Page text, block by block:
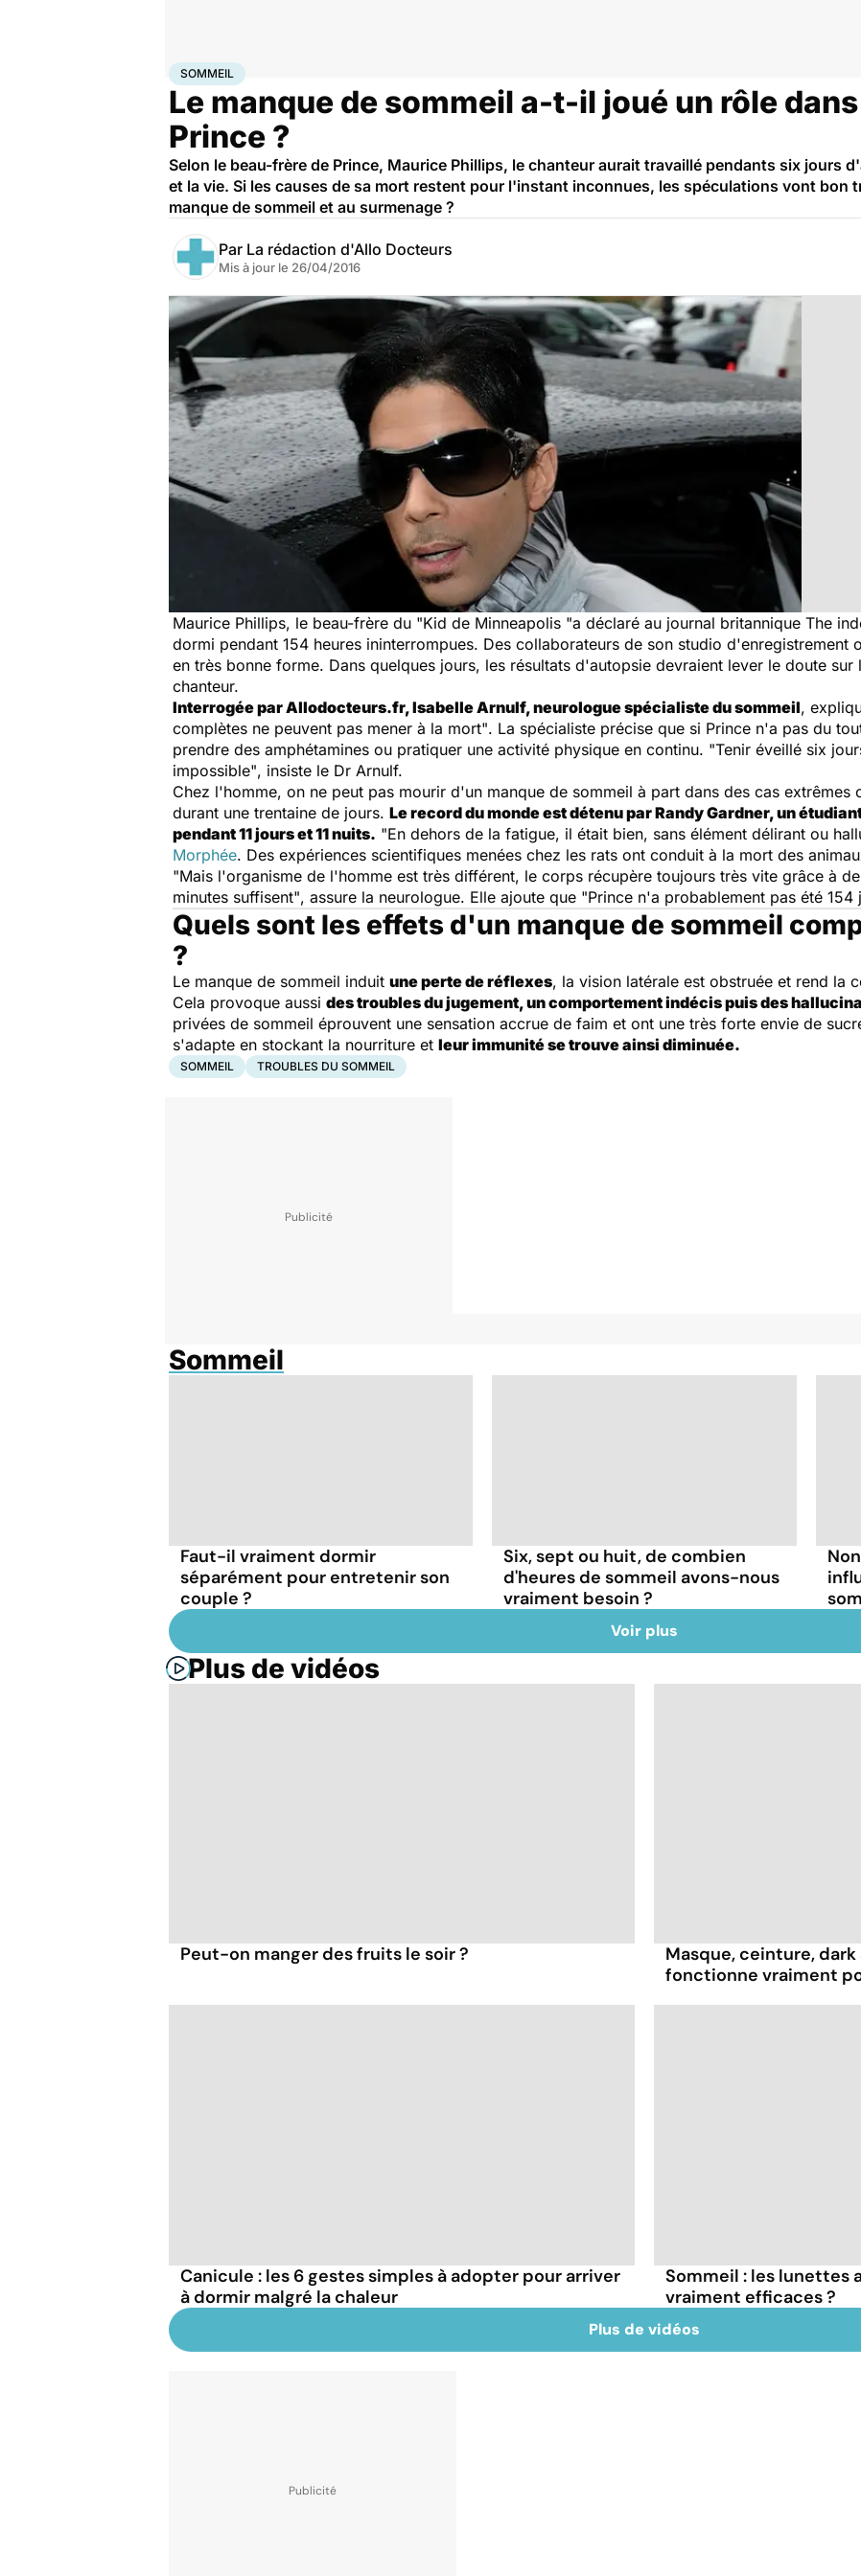
AccueilSanté Sommeil
SOMMEIL
Le manque de sommeil a-t-il joué un rôle
Prince ?
Selon le beau-frère de Prince, Maurice Phillips, le chanteur aurait travaillé pendants six jours
et la vie. Si les causes de sa mort restent pour l'instant inconnues, les spéculations vont bon
manque de sommeil et au surmenage ?
Par La rédaction d'Allo Docteurs
Mis à jour le 26/04/2016
Maurice Phillips, le beau-frère du "Kid de Minneapolis "a déclaré au journal britannique The
dormi pendant 154 heures ininterrompues. Des collaborateurs de son studio d'enregistrement
en très bonne forme. Dans quelques jours, les résultats d'autopsie devraient lever le doute
chanteur.
Interrogée par Allodocteurs.fr, Isabelle Arnulf, neurologue spécialiste du sommeil,
complètes ne peuvent pas mener à la mort". La spécialiste précise que si Prince n'a pas du
prendre des amphétamines ou pratiquer une activité physique en continu. "Tenir éveillé six
impossible", insiste le Dr Arnulf.
Chez l'homme, on ne peut pas mourir d'un manque de sommeil à part dans des cas extrêmes
durant une trentaine de jours. Le record du monde est détenu par Randy Gardner, un
pendant 11 jours et 11 nuits. "En dehors de la fatigue, il était bien, sans élément délirant ou
Morphée. Des expériences scientifiques menées chez les rats ont conduit à la mort des
"Mais l'organisme de l'homme est très différent, le corps récupère toujours très vite grâce à
minutes suffisent", assure la neurologue. Elle ajoute que "Prince n'a probablement pas été
Quels sont les effets d'un manque de sommeil
?
Le manque de sommeil induit une perte de réflexes, la vision latérale est obstruée et rend la
Cela provoque aussi des troubles du jugement, un comportement indécis puis des
privées de sommeil éprouvent une sensation accrue de faim et ont une très forte envie de
s'adapte en stockant la nourriture et leur immunité se trouve ainsi diminuée.
SOMMEIL TROUBLES DU SOMMEIL
Sommeil
Faut-il vraiment dormir
séparément pour entretenir son
couple ?
Six, sept ou huit, de combien
d'heures de sommeil avons-nous
vraiment besoin ?
Voir plus
Plus de vidéos
Peut-on manger des fruits le soir ?
Masque, ceinture,
fonctionne vraiment
Canicule : les 6 gestes simples à adopter pour arriver
à dormir malgré la chaleur
Sommeil : les
vraiment efficaces ?
Plus de vidéos